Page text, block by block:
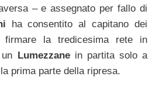
– e assegnato per fallo di
ha consentito al capitano dei
la tredicesima rete in
Lumezzanein partita solo a
prima parte della ripresa.